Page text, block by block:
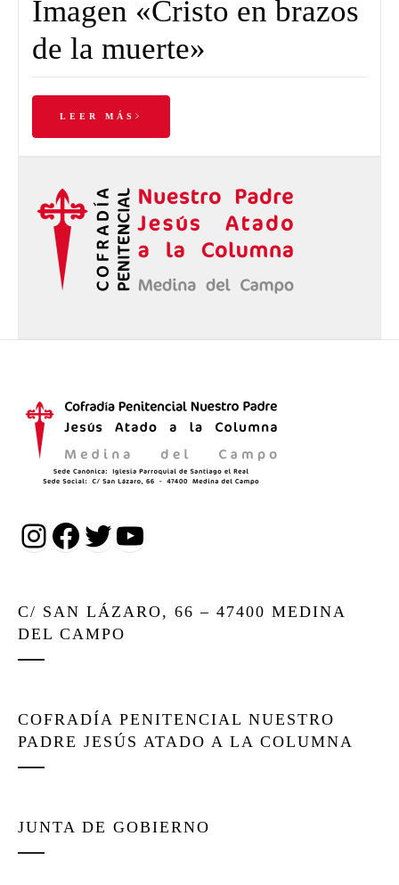
Imagen «Cristo en brazos
de la muerte»
LEER MÁS
Instagram
Facebook
Twitter
YouTube
C/ SAN LÁZARO, 66 – 47400 MEDINA
DEL CAMPO
COFRADÍA PENITENCIAL NUESTRO
PADRE JESÚS ATADO A LA COLUMNA
JUNTA DE GOBIERNO